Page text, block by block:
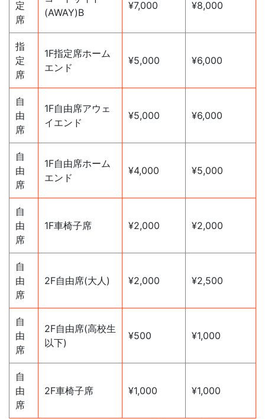
定
席
(AWAY)B
¥7,000 ¥8,000
指
定
席
1F指定席ホーム
エンド
¥5,000 ¥6,000
自
由
席
1F自由席アウェ
イエンド
¥5,000 ¥6,000
自
由
席
1F自由席ホーム
エンド
¥4,000 ¥5,000
自
由
席
1F車椅子席 ¥2,000 ¥2,000
自
由
席
2F自由席(大人) ¥2,000 ¥2,500
自
由
席
2F自由席(高校生
以下)
¥500 ¥1,000
自
由
席
2F車椅子席 ¥1,000 ¥1,000